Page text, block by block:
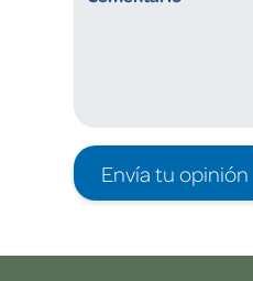
Envía tu opinión